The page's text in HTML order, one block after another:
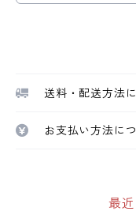
送料・配送方法
お支払い方法に
最